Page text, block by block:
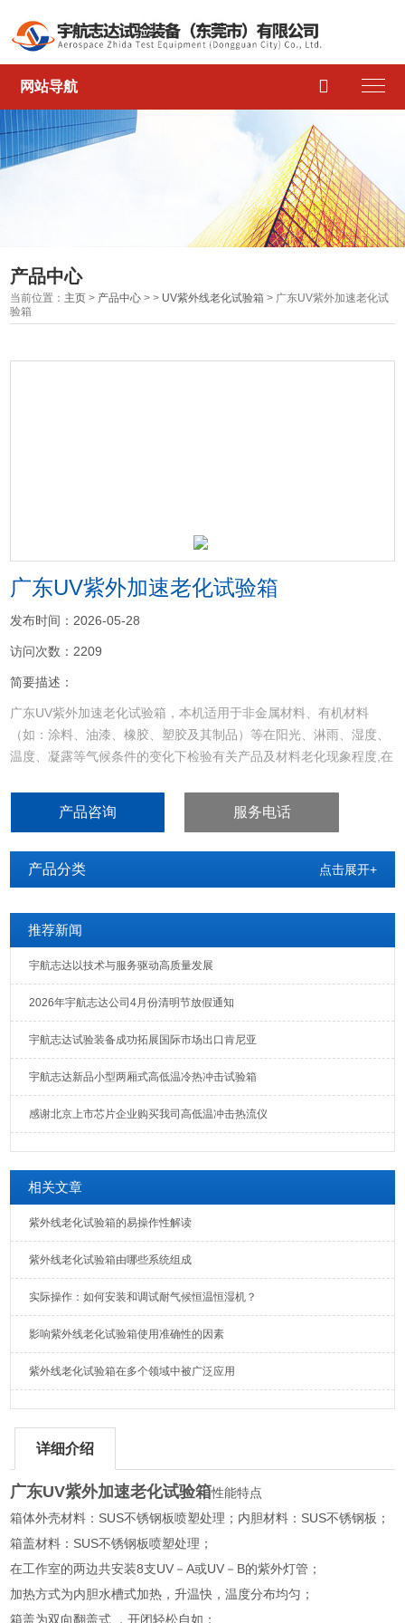
网站导航 
产品中心
当前位置： 主页 > 产品中心 > > UV紫外线老化试验箱 > 广东UV紫外加速老化试
验箱
广东UV紫外加速老化试验箱
发布时间：2026-05-28
访问次数：2209
简要描述：
广东UV紫外加速老化试验箱，本机适用于非金属材料、有机材料
（如：涂料、油漆、橡胶、塑胶及其制品）等在阳光、淋雨、湿度、
温度、凝露等气候条件的变化下检验有关产品及材料老化现象程度,在
产品咨询 服务电话
产品分类 点击展开+
推荐新闻
宇航志达以技术与服务驱动高质量发展
2026年宇航志达公司4月份清明节放假通知
宇航志达试验装备成功拓展国际市场出口肯尼亚
宇航志达新品小型两厢式高低温冷热冲击试验箱
感谢北京上市芯片企业购买我司高低温冲击热流仪
相关文章
紫外线老化试验箱的易操作性解读
紫外线老化试验箱由哪些系统组成
实际操作：如何安装和调试耐气候恒温恒湿机？
影响紫外线老化试验箱使用准确性的因素
紫外线老化试验箱在多个领域中被广泛应用
详细介绍
广东UV紫外加速老化试验箱性能特点
箱体外壳材料：SUS不锈钢板喷塑处理；内胆材料：SUS不锈钢板；
箱盖材料：SUS不锈钢板喷塑处理；
在工作室的两边共安装8支UV－A或UV－B的紫外灯管；
加热方式为内胆水槽式加热，升温快，温度分布均匀；
箱盖为双向翻盖式 ，开闭轻松自如；